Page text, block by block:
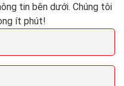
tin bên dưới. Chúng tôi
ít phút!